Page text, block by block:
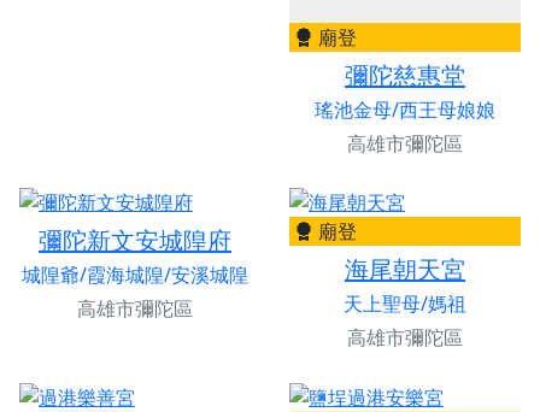
廟登
彌陀慈惠堂
瑤池金母/西王母娘娘
高雄市彌陀區
彌陀新文安城隍府
城隍爺/霞海城隍/安溪城隍
高雄市彌陀區
廟登
海尾朝天宮
天上聖母/媽祖
高雄市彌陀區